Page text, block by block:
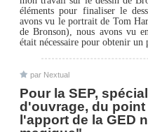
éléments pour finaliser le
avons vu le portrait de Tom
de Bronson), nous avons vu
était nécessaire pour obtenir
par Nextual
Pour la SEP,
d'ouvrage, du point
l'apport de la GED